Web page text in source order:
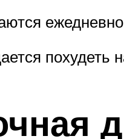
похудеть